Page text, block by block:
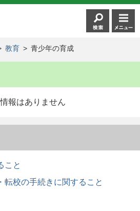
教育 > 青少年の育成
報はありません
こと
転校の手続きに関すること